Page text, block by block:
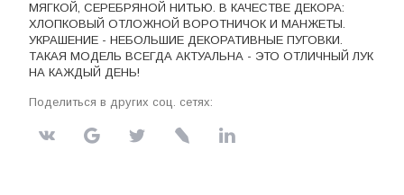
МЯГКОЙ, СЕРЕБРЯНОЙ НИТЬЮ. В КАЧЕСТВЕ ДЕКОРА:
ХЛОПКОВЫЙ ОТЛОЖНОЙ ВОРОТНИЧОК И МАНЖЕТЫ.
УКРАШЕНИЕ - НЕБОЛЬШИЕ ДЕКОРАТИВНЫЕ ПУГОВКИ.
ТАКАЯ МОДЕЛЬ ВСЕГДА АКТУАЛЬНА - ЭТО ОТЛИЧНЫЙ ЛУК
НА КАЖДЫЙ ДЕНЬ!
Поделиться в других соц. сетях: